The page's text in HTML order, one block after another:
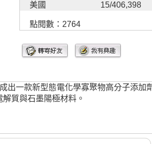
美國
15/406,398
點閱數：2764
出一款新型態電化學寡聚物高分子添
質與石墨陽極材料。